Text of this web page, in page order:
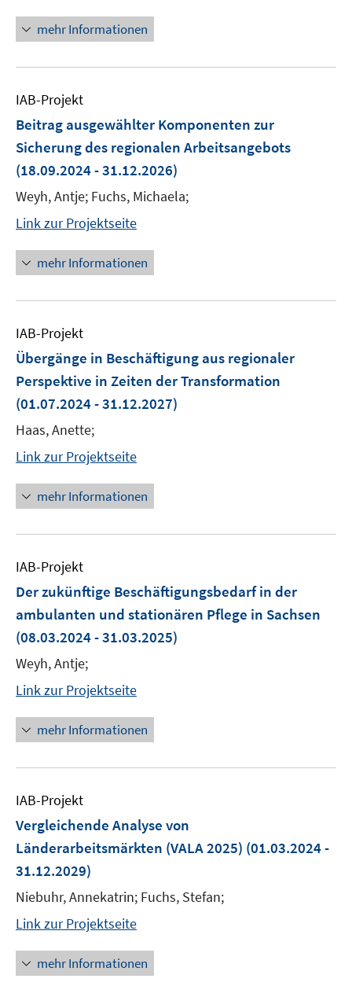
mehr Informationen
IAB-Projekt
Beitrag ausgewählter Komponenten zur
Sicherung des regionalen Arbeitsangebots
(18.09.2024 - 31.12.2026)
Weyh, Antje; Fuchs, Michaela;
Link zur Projektseite
mehr Informationen
IAB-Projekt
Übergänge in Beschäftigung aus regionaler
Perspektive in Zeiten der Transformation
(01.07.2024 - 31.12.2027)
Haas, Anette;
Link zur Projektseite
mehr Informationen
IAB-Projekt
Der zukünftige Beschäftigungsbedarf in der
ambulanten und stationären Pflege in Sachsen
(08.03.2024 - 31.03.2025)
Weyh, Antje;
Link zur Projektseite
mehr Informationen
IAB-Projekt
Vergleichende Analyse von
Länderarbeitsmärkten (VALA 2025) (01.03.2024 -
31.12.2029)
Niebuhr, Annekatrin; Fuchs, Stefan;
Link zur Projektseite
mehr Informationen